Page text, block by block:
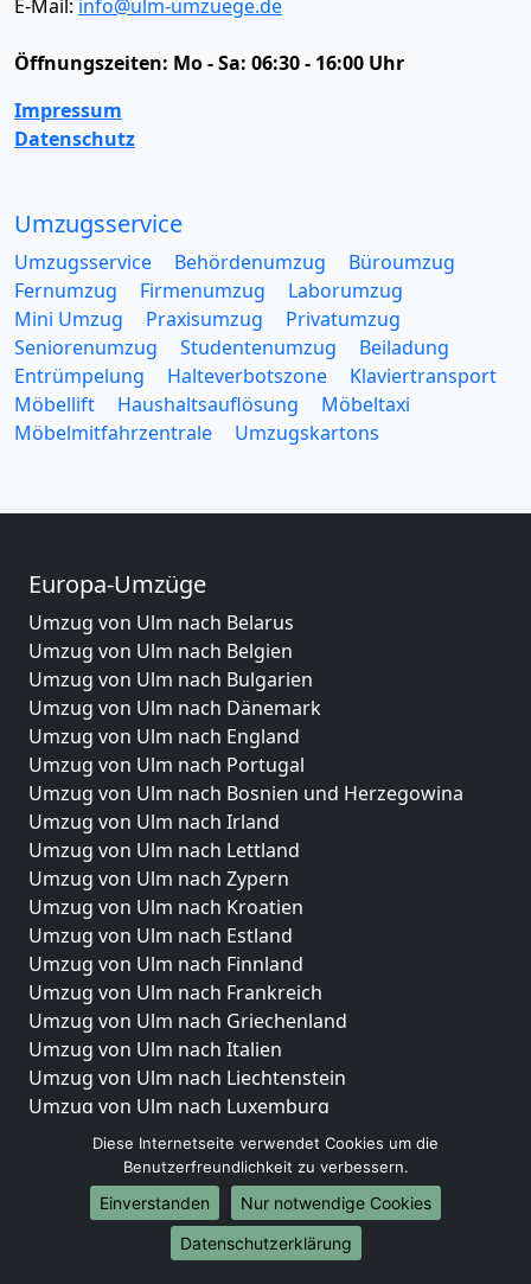
E-Mail: info@ulm-umzuege.de
Öffnungszeiten: Mo - Sa: 06:30 - 16:00 Uhr
Impressum
Datenschutz
Umzugsservice
Umzugsservice Behördenumzug
Büroumzug
Fernumzug
Firmenumzug
Laborumzug
Mini Umzug
Praxisumzug
Privatumzug
Seniorenumzug
Studentenumzug
Beiladung
Entrümpelung
Halteverbotszone
Klaviertransport
Möbellift
Haushaltsauflösung
Möbeltaxi
Möbelmitfahrzentrale
Umzugskartons
Europa-Umzüge
Umzug von Ulm nach Belarus
Umzug von Ulm nach Belgien
Umzug von Ulm nach Bulgarien
Umzug von Ulm nach Dänemark
Umzug von Ulm nach England
Umzug von Ulm nach Portugal
Umzug von Ulm nach Bosnien und Herzegowina
Umzug von Ulm nach Irland
Umzug von Ulm nach Lettland
Umzug von Ulm nach Zypern
Umzug von Ulm nach Kroatien
Umzug von Ulm nach Estland
Umzug von Ulm nach Finnland
Umzug von Ulm nach Frankreich
Umzug von Ulm nach Griechenland
Umzug von Ulm nach Italien
Umzug von Ulm nach Liechtenstein
Umzug von Ulm nach Luxemburg
Umzug von Ulm nach Niederlande
Umzug von Ulm nach Norwegen
Umzüge-Deutschlandweit
Umzug von Ulm nach Berlin
Diese Internetseite verwendet Cookies um die
Benutzerfreundlichkeit zu verbessern.
Einverstanden
Nur notwendige Cookies
Datenschutzerklärung